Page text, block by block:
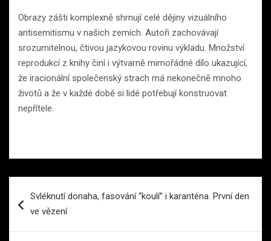
Obrazy zášti komplexně shrnují celé dějiny vizuálního
antisemitismu v našich zemích. Autoři zachovávají
srozumitelnou, čtivou jazykovou rovinu výkladu. Množství
reprodukcí z knihy činí i výtvarně mimořádné dílo ukazující,
že iracionální společenský strach má nekonečně mnoho
životů a že v každé době si lidé potřebují konstruovat
nepřítele.
proSvléknutí donaha, fasování “koulí” i karanténa. První den
ve vězení